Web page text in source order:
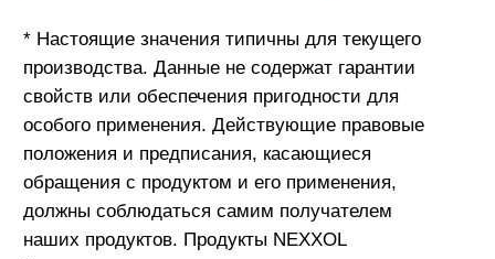
sale@nexxolrus.com
Бизнесу
Стать партнером
О компании
Новости
Где купить